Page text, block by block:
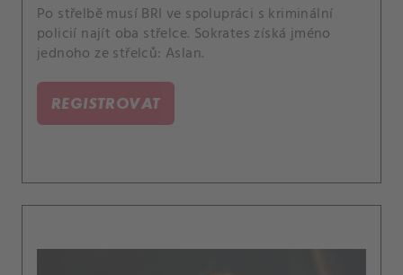
Po střelbě musí BRI ve spolupráci s kriminální
policií najít oba střelce. Sokrates získá jméno
jednoho ze střelců: Aslan.
REGISTROVAT